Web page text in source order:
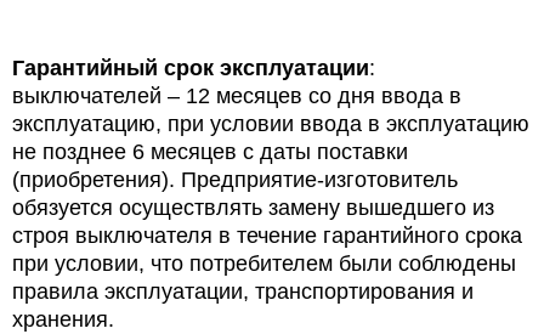
Гарантийный срок эксплуатации:
выключателей – 12 месяцев со дня ввода в
эксплуатацию, при условии ввода в эксплуатацию
не позднее 6 месяцев с даты поставки
(приобретения). Предприятие-изготовитель
обязуется осуществлять замену вышедшего из
строя выключателя в течение гарантийного срока
при условии, что потребителем были соблюдены
правила эксплуатации, транспортирования и
хранения.